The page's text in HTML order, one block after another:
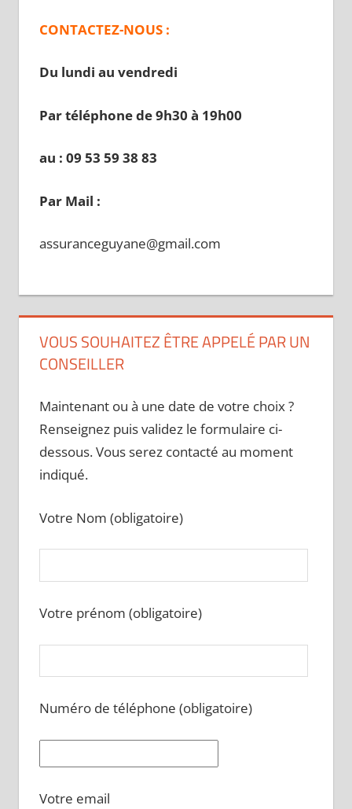
CONTACTEZ-NOUS :
Du lundi au vendredi
Par téléphone de 9h30 à 19h00
au : 09 53 59 38 83
Par Mail :
assuranceguyane@gmail.com
VOUS SOUHAITEZ ÊTRE APPELÉ PAR UN
CONSEILLER
Maintenant ou à une date de votre choix ?
Renseignez puis validez le formulaire ci-
dessous. Vous serez contacté au moment
indiqué.
Votre Nom (obligatoire)
Votre prénom (obligatoire)
Numéro de téléphone (obligatoire)
Votre email